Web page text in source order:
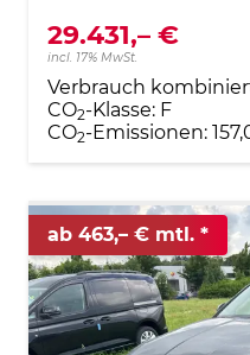
29.431,– €
incl. 17% MwSt.
Verbrauch
CO2-Klasse: F
CO2-Emissionen:
ab 463,– € mtl.